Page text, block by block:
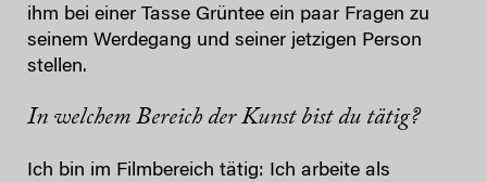
ihm bei einer Tasse Grüntee ein paar Fragen zu
seinem Werdegang und seiner jetzigen Person
stellen.
In welchem Bereich der Kunst bist du tätig?
Ich bin im Filmbereich tätig: Ich arbeite als